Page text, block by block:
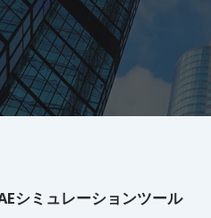
シミュレーションツール